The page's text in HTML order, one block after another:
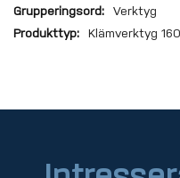
Verktyg
Klämverktyg